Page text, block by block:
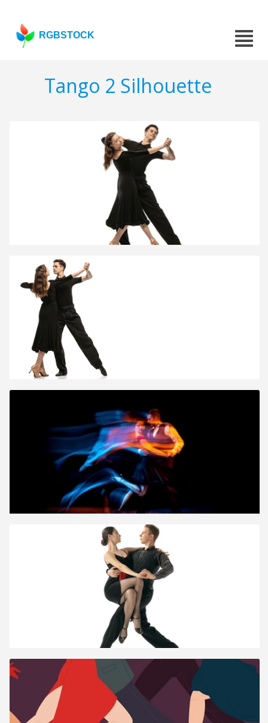
RGBSTOCK
Tango 2 Silhouette